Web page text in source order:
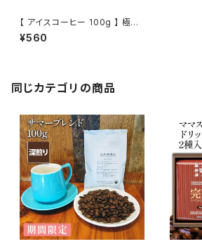
【 アイスコーヒー 100g 】 極深
煎り ブラジル樹上完熟豆 ブラジ
ル エルサルバドル ドリップ トミ
¥560
同じカテゴリの商品